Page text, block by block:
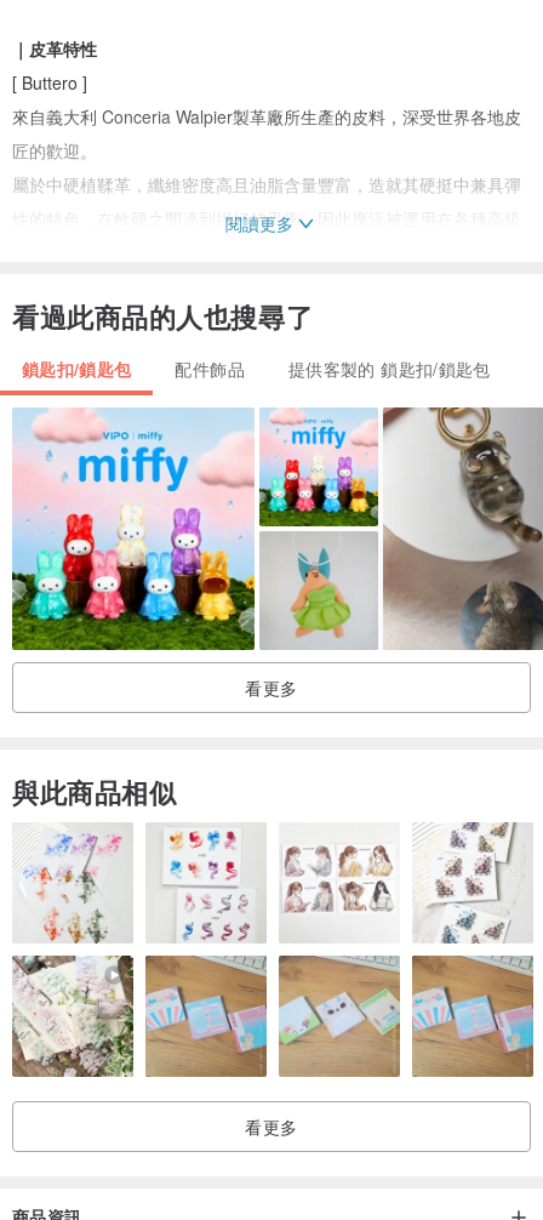
｜皮革特性
[ Buttero ]
來自義大利 Conceria Walpier製革廠所生產的皮料，深受世界各地皮
匠的歡迎。
屬於中硬植鞣革，纖維密度高且油脂含量豐富，造就其硬挺中兼具彈
性的特色，在軟硬之間達到很好的平衡，因此廣泛被運用在各種高級
呈現出柔和的光澤。
｜客製烙印服務
可免費在指定位置烙印或燙金文字，含空格十個字母為限。
(細節請聯繫設計師)
｜產地
台灣
｜交期
若無現貨，下單訂製需等待 5 - 10 個工作天
(實際工作天數視排單狀況而定，請聯繫設計師)
閱讀更多
看過此商品的人也搜尋了
鎖匙扣/鎖匙包 配件飾品 提供客製的 鎖匙扣/鎖匙包
看更多
與此商品相似
看更多